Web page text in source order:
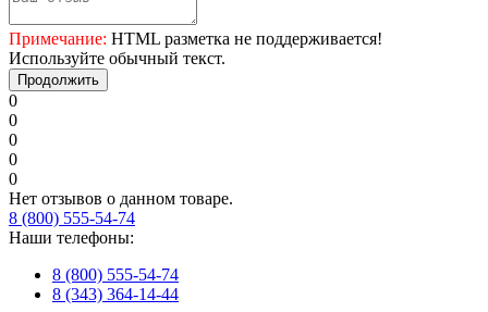
Примечание: HTML разметка не поддерживается!
Используйте обычный текст.
Продолжить
0
0
0
0
0
Нет отзывов о данном товаре.
8 (800) 555-54-74
Наши телефоны:
8 (800) 555-54-74
8 (343) 364-14-44